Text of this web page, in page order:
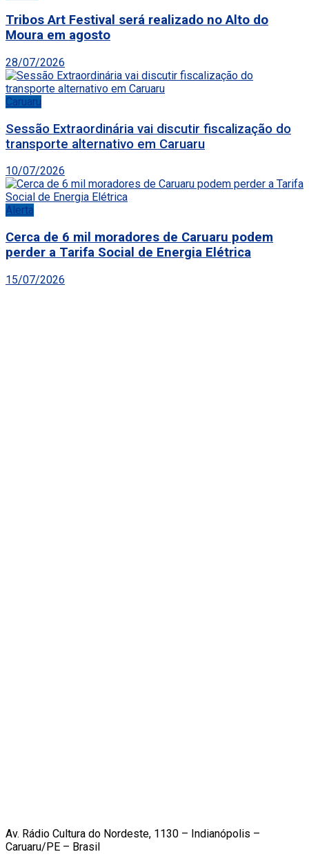
Tribos Art Festival será realizado no Alto do
Moura em agosto
28/07/2026
Caruaru
Sessão Extraordinária vai discutir fiscalização do
transporte alternativo em Caruaru
10/07/2026
Alerta
Cerca de 6 mil moradores de Caruaru podem
perder a Tarifa Social de Energia Elétrica
15/07/2026
Av. Rádio Cultura do Nordeste, 1130 – Indianópolis –
Caruaru/PE – Brasil